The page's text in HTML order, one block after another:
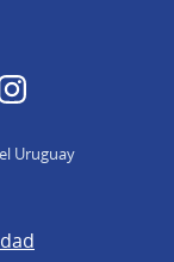
Instagram
Uruguay